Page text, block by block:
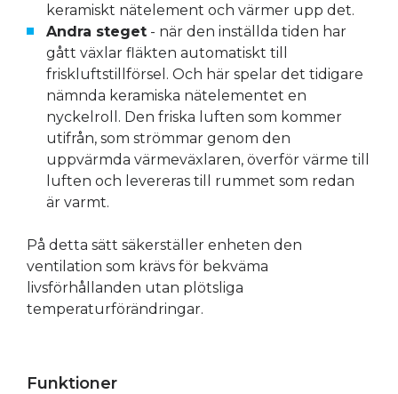
keramiskt nätelement och värmer upp det.
Andra steget - när den inställda tiden har
gått växlar fläkten automatiskt till
friskluftstillförsel. Och här spelar det tidigare
nämnda keramiska nätelementet en
nyckelroll. Den friska luften som kommer
utifrån, som strömmar genom den
uppvärmda värmeväxlaren, överför värme till
luften och levereras till rummet som redan
är varmt.
På detta sätt säkerställer enheten den
ventilation som krävs för bekväma
livsförhållanden utan plötsliga
temperaturförändringar.
Funktioner